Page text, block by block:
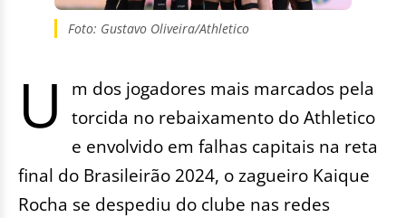
Foto: Gustavo Oliveira/Athletico
U
m dos jogadores mais marcados pela
torcida no rebaixamento do Athletico
e envolvido em falhas capitais na reta
final do Brasileirão 2024, o zagueiro Kaique
Rocha se despediu do clube nas redes